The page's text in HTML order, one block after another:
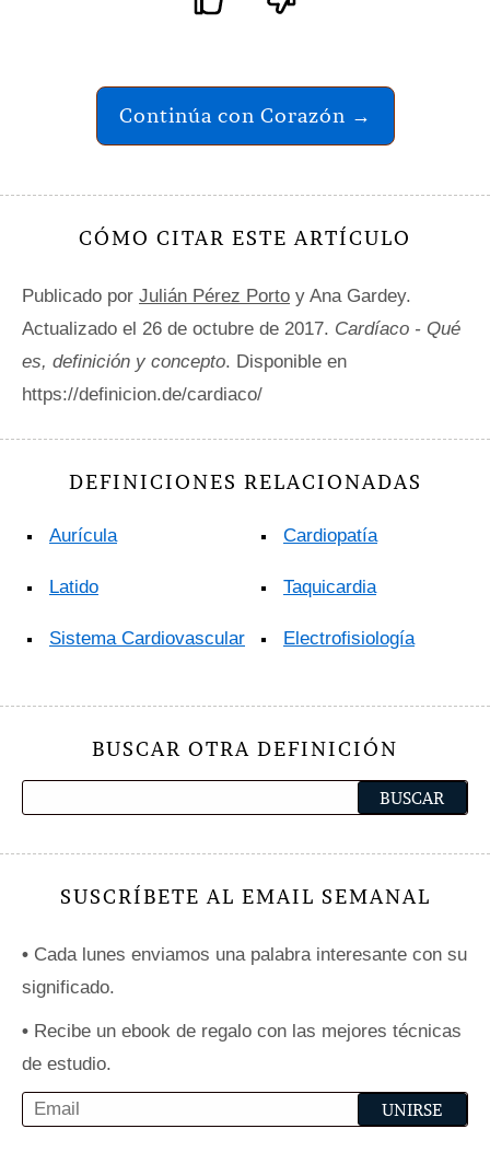
Continúa con Corazón →
CÓMO CITAR ESTE ARTÍCULO
Publicado por Julián Pérez Porto y Ana Gardey.
Actualizado el 26 de octubre de 2017. Cardíaco - Qué
es, definición y concepto. Disponible en
https://definicion.de/cardiaco/
DEFINICIONES RELACIONADAS
Aurícula
Latido
Sistema Cardiovascular
Cardiopatía
Taquicardia
Electrofisiología
BUSCAR OTRA DEFINICIÓN
SUSCRÍBETE AL EMAIL SEMANAL
• Cada lunes enviamos una palabra interesante con su
significado.
• Recibe un ebook de regalo con las mejores técnicas
de estudio.